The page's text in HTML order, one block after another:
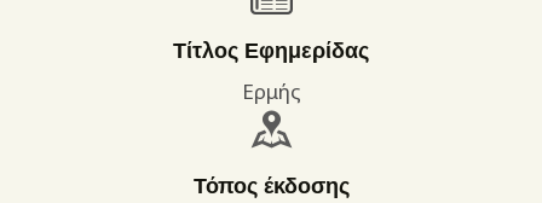
ΔΡΑΣΤΗΡΙΟΤΗΤΕΣ
ΕΠΙΚΟΙΝΩΝΊΑ
ΌΡΟΙ ΧΡΉΣΗΣ
Τίτλος Εφημερίδας
Ερμής
Τόπος έκδοσης